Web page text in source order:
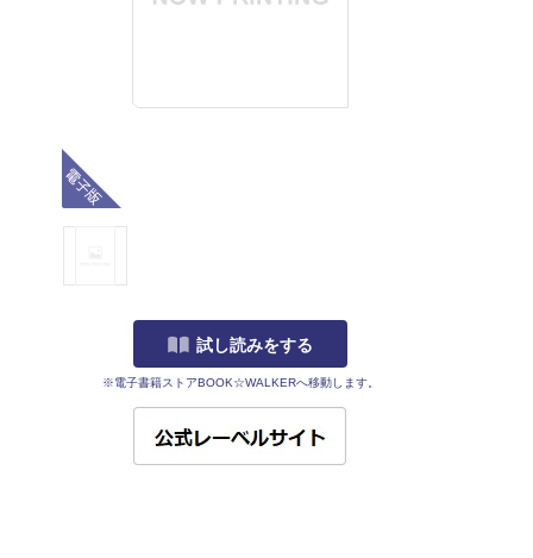
試し読みをする
※電子書籍ストアBOOK☆WALKERへ移動します。